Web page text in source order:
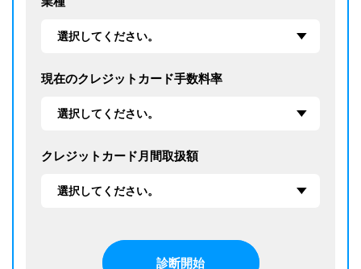
現在のクレジットカード手数料率
クレジットカード月間取扱額
診断開始